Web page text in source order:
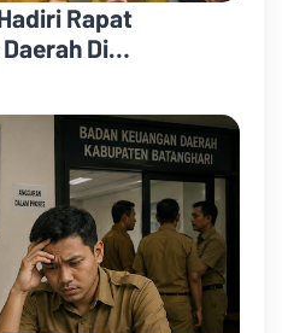
Rapat
Di
Tata Kelola